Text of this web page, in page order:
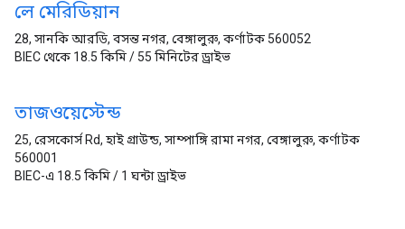
লে মেরিডিয়ান
28, সানকি আরডি, বসন্ত নগর, বেঙ্গালুরু, কর্ণাটক 560052
BIEC থেকে 18.5 কিমি / 55 মিনিটের ড্রাইভ
তাজওয়েস্টেন্ড
25, রেসকোর্স Rd, হাই গ্রাউন্ড, সাম্পাঙ্গি রামা নগর, বেঙ্গালুরু, কর্ণাটক
560001
BIEC-এ 18.5 কিমি / 1 ঘন্টা ড্রাইভ